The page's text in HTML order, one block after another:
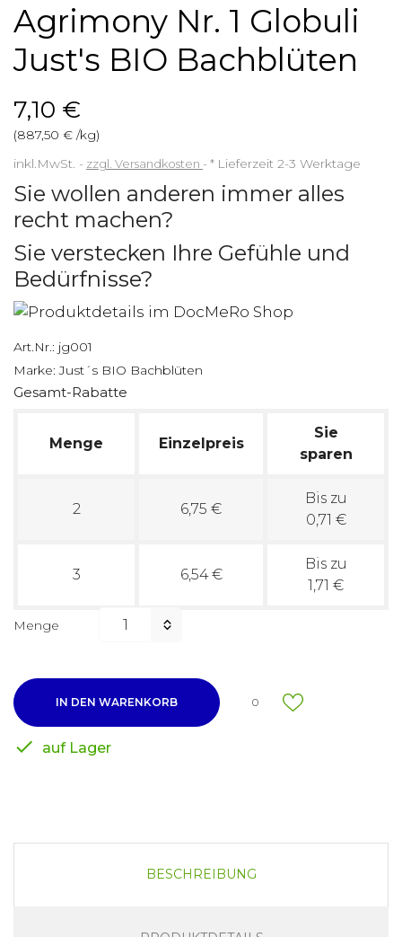
Agrimony Nr. 1 Globuli
Just's BIO Bachblüten
7,10 €
(887,50 € /kg)
inkl.MwSt.
zzgl. Versandkosten * Lieferzeit 2-3 Werktage
Sie wollen anderen immer alles
recht machen?
Sie verstecken Ihre Gefühle und
Bedürfnisse?
Art.Nr.: jg001
Marke: Just´s BIO Bachblüten
Gesamt-Rabatte
Menge Einzelpreis
Sie
sparen
2 6,75 €
Bis zu
0,71 €
3 6,54 €
Bis zu
1,71 €
Menge
IN DEN WARENKORB 0
 auf Lager
BESCHREIBUNG